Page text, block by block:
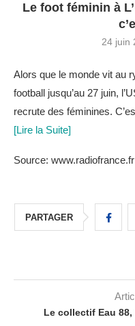
Le foot féminin à
24 juin
Alors que le monde vit au
football jusqu’au 27 juin,
recrute des féminines.
[Lire la Suite]
Source: www.radiofrance.fr
PARTAGER
Le collectif Eau 88,